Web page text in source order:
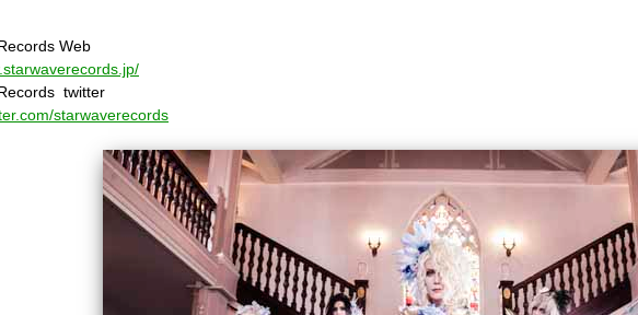
Web
twitter
starwaverecords